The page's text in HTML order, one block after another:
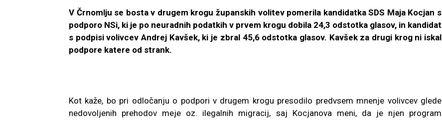
V Črnomlju se bosta v drugem krogu županskih volitev pomerila kandidatka SDS Maja Kocjan s
podporo NSi, ki je po neuradnih podatkih v prvem krogu dobila 24,3 odstotka glasov, in kandidat
s podpisi volivcev Andrej Kavšek, ki je zbral 45,6 odstotka glasov. Kavšek za drugi krog ni iskal
podpore katere od strank.
Kot kaže, bo pri odločanju o podpori v drugem krogu presodilo predvsem mnenje volivcev glede
nedovoljenih prehodov meje oz. ilegalnih migracij, saj Kocjanova meni, da je njen program